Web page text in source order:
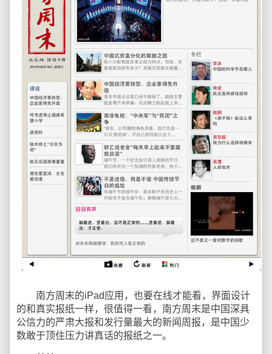
南方周末的iPad应用，也要在线才能看，界面设计
的和真实报纸一样，很值得一看，南方周末是中国深具
公信力的严肃大报和发行量最大的新闻周报，是中国少
数敢于顶住压力讲真话的报纸之一。